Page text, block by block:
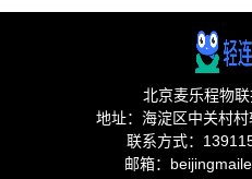
北京麦乐程物
地址：海淀区中关村
联系方式：
邮箱：